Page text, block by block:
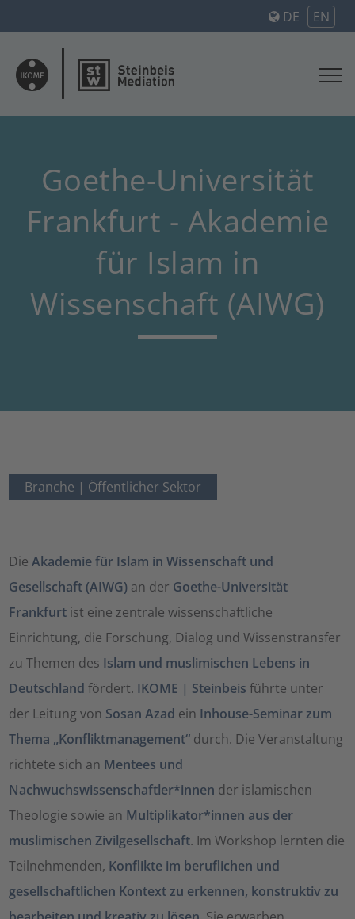
DE EN
Goethe-Universität
Frankfurt - Akademie
für Islam in
Wissenschaft (AIWG)
Branche | Öffentlicher Sektor
DieAkademie für Islam in Wissenschaft und
Gesellschaft (AIWG) an der Goethe-Universität
Frankfurt ist eine zentrale wissenschaftliche
Einrichtung, die Forschung, Dialog und Wissenstransfer
zu Themen des Islam und muslimischen Lebens in
Deutschland fördert. IKOME | Steinbeis führte unter
der Leitung von Sosan Azad ein Inhouse-Seminar zum
Thema „Konfliktmanagement“ durch. Die Veranstaltung
richtete sich an Mentees und
Nachwuchswissenschaftler*innen der islamischen
Theologie sowie an Multiplikator*innen aus der
muslimischen Zivilgesellschaft. Im Workshop lernten die
Teilnehmenden, Konflikte im beruflichen und
gesellschaftlichen Kontext zu erkennen, konstruktiv zu